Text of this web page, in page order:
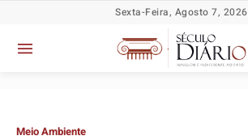
Sexta-Feira, Agosto 7, 2026
Meio Ambiente